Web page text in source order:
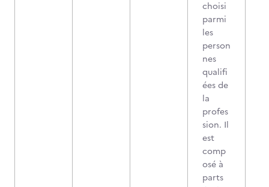
choisi
parmi
les
person
nes
qualifi
ées de
la
profes
sion. Il
est
comp
osé à
parts